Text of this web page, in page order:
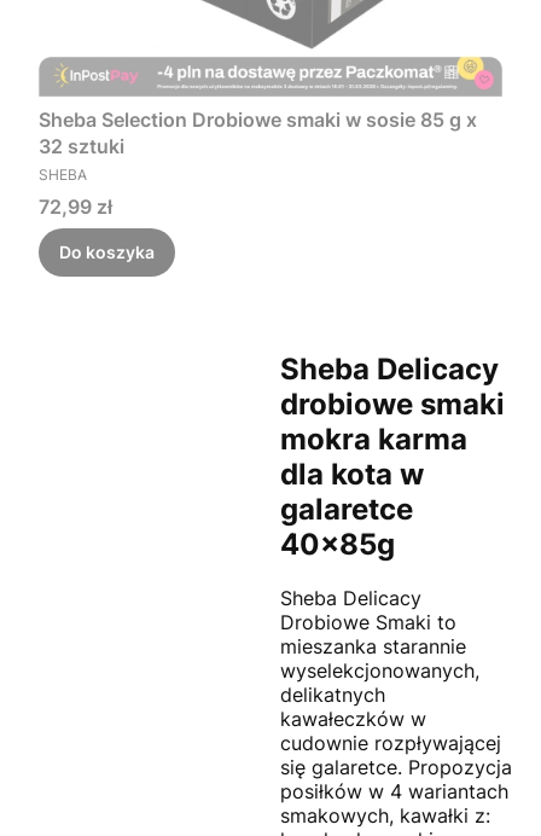
Sheba Selection Drobiowe smaki w sosie 85 g x
32 sztuki
PRODUCENT
SHEBA
Cena
72,99 zł
Do koszyka
Sheba Delicacy
drobiowe smaki
mokra karma
dla kota w
galaretce
40x85g
Sheba Delicacy
Drobiowe Smaki to
mieszanka starannie
wyselekcjonowanych,
delikatnych
kawałeczków w
cudownie rozpływającej
się galaretce. Propozycja
posiłków w 4 wariantach
smakowych, kawałki z: